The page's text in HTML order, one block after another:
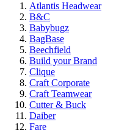
Atlantis Headwear
B&C
Babybugz
BagBase
Beechfield
Build your Brand
Clique
Craft Corporate
Craft Teamwear
Cutter & Buck
Daiber
Fare